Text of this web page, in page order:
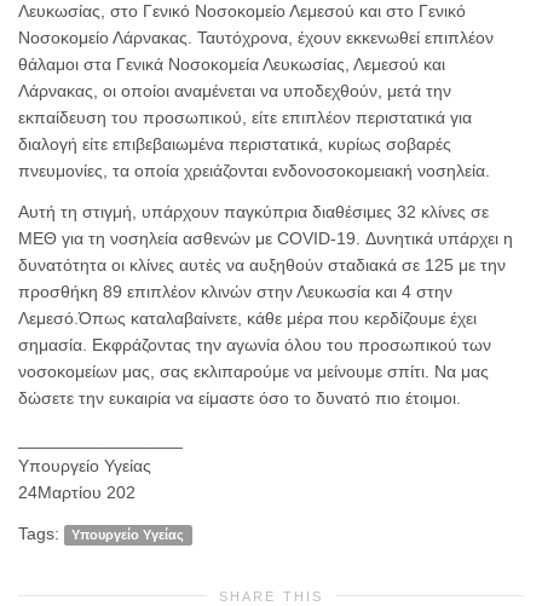
Λευκωσίας, στο Γενικό Νοσοκομείο Λεμεσού και στο Γενικό
Νοσοκομείο Λάρνακας. Ταυτόχρονα, έχουν εκκενωθεί επιπλέον
θάλαμοι στα Γενικά Νοσοκομεία Λευκωσίας, Λεμεσού και
Λάρνακας, οι οποίοι αναμένεται να υποδεχθούν, μετά την
εκπαίδευση του προσωπικού, είτε επιπλέον περιστατικά για
διαλογή είτε επιβεβαιωμένα περιστατικά, κυρίως σοβαρές
πνευμονίες, τα οποία χρειάζονται ενδονοσοκομειακή νοσηλεία.
Αυτή τη στιγμή, υπάρχουν παγκύπρια διαθέσιμες 32 κλίνες σε
ΜΕΘ για τη νοσηλεία ασθενών με COVID-19. Δυνητικά υπάρχει η
δυνατότητα οι κλίνες αυτές να αυξηθούν σταδιακά σε 125 με την
προσθήκη 89 επιπλέον κλινών στην Λευκωσία και 4 στην
Λεμεσό.Όπως καταλαβαίνετε, κάθε μέρα που κερδίζουμε έχει
σημασία. Εκφράζοντας την αγωνία όλου του προσωπικού των
νοσοκομείων μας, σας εκλιπαρούμε να μείνουμε σπίτι. Να μας
δώσετε την ευκαιρία να είμαστε όσο το δυνατό πιο έτοιμοι.
Υπουργείο Υγείας
24Μαρτίου 202
Tags: Υπουργείο Υγείας
SHARE THIS